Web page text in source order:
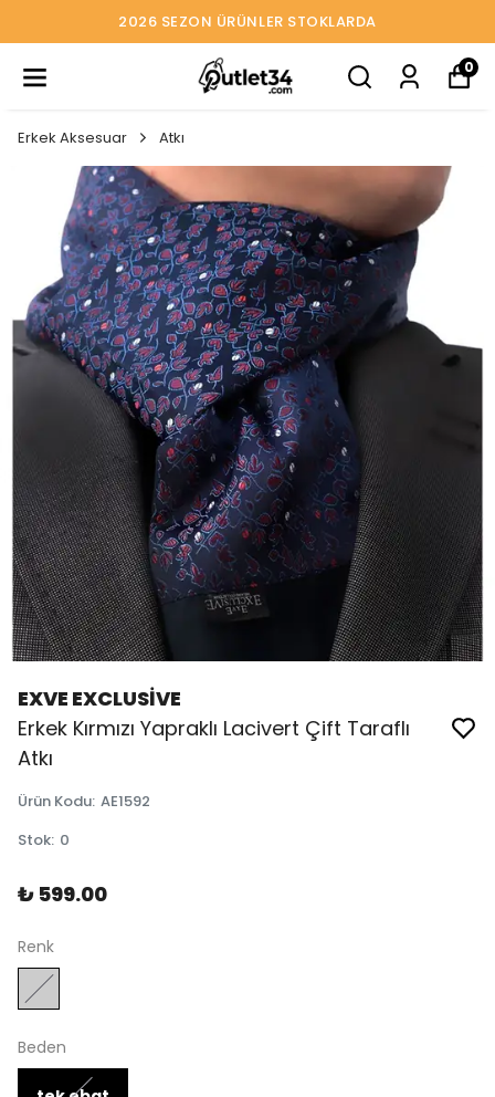
2026 SEZON ÜRÜNLER STOKLARDA
0
Erkek Aksesuar Atkı
EXVE EXCLUSİVE
Erkek Kırmızı Yapraklı Lacivert Çift Taraflı
Atkı
Ürün Kodu: AE1592
Stok: 0
₺ 599.00
Renk
Beden